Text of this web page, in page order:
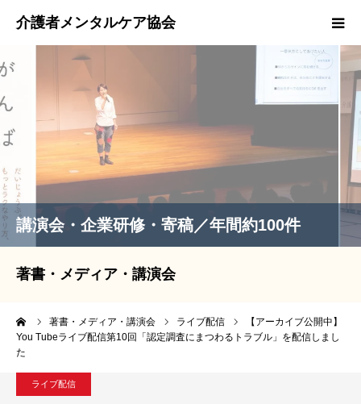
講演会・企業研修・寄稿／年間約100件
著書・メディア・講演会
著書・メディア・講演会 ライブ配信
【アーカイブ公開中】
You Tubeライブ配信第10回「認定調査にまつわるトラブル」を配信しまし
た
ライブ配信
著書・メディア・講演会実績
取材等のお問い合わせ
EMCOカード